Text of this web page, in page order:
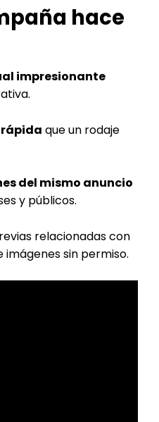
hace
impresionante
que un rodaje
del mismo anuncio
y públicos.
relacionadas con
sin permiso.